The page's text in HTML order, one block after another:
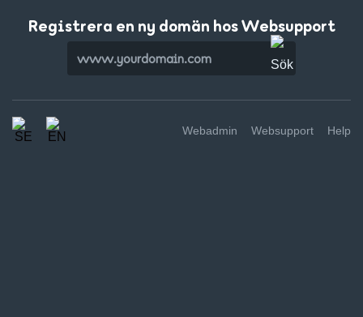
Registrera en ny domän hos Websupport
Webadmin Websupport Help